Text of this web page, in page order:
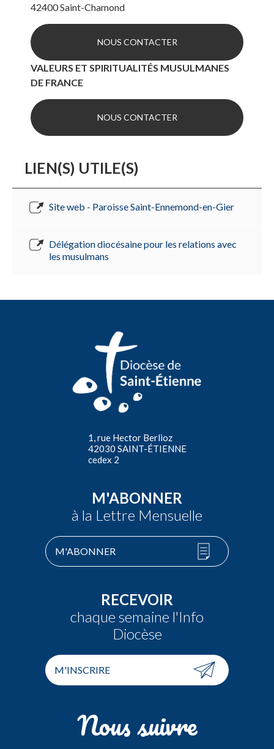
42400Saint-Chamond
NOUS CONTACTER
VALEURS ET SPIRITUALITÉS MUSULMANES
DE FRANCE
NOUS CONTACTER
LIEN(S) UTILE(S)
Site web - Paroisse Saint-Ennemond-en-Gier
Délégation diocésaine pour les relations avec
les musulmans
1, rue Hector Berlioz
42030 SAINT-ÉTIENNE
cedex 2
M'ABONNER
à la Lettre Mensuelle
M'ABONNER
RECEVOIR
chaque semaine l'Info
Diocèse
M'INSCRIRE
Nous suivre